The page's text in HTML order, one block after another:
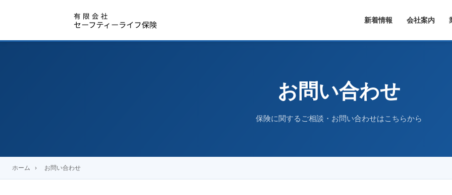
新着情報 会社案内
お問い合わせ
保険に関するご相談・お問い合わせはこちらから
ホーム › お問い合わせ